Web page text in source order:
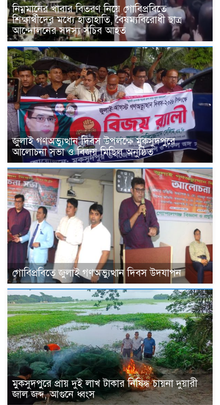
নিম্নমানের খাবার বিতরণ নিয়ে গোবিপ্রবিতে
শিক্ষার্থীদের মধ্যে হাতাহাতি, বৈষম্যবিরোধী ছাত্র
আন্দোলনের সদস্য সচিব আহত
জুলাই গণঅভ্যুত্থান দিবস উপলক্ষে মুকসুদপুরে
আলোচনা সভা ও বিজয় মিছিল অনুষ্ঠিত
গোবিপ্রবিতে জুলাই গণঅভ্যুত্থান দিবস উদযাপন
মুকসুদপুরে প্রায় দুই লাখ টাকার নিষিদ্ধ চায়না দুয়ারী
জাল জব্দ, আগুনে ধ্বংস